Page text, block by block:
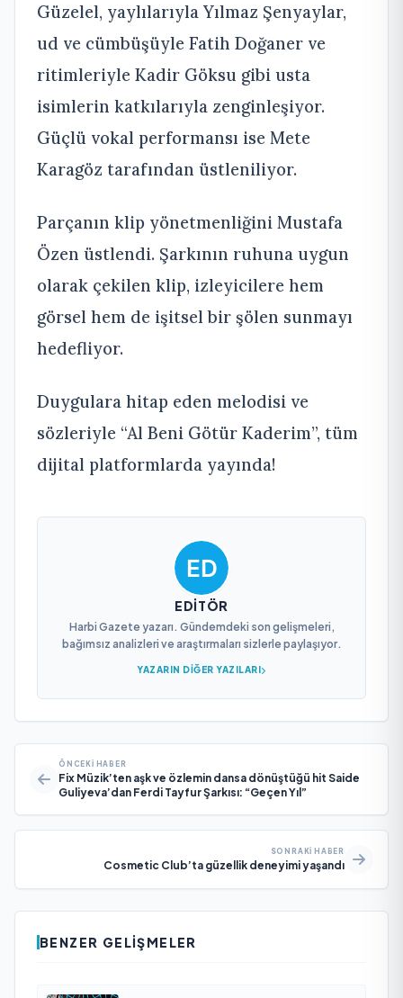
Güzelel, yaylılarıyla Yılmaz Şenyaylar,
ud ve cümbüşüyle Fatih Doğaner ve
ritimleriyle Kadir Göksu gibi usta
isimlerin katkılarıyla zenginleşiyor.
Güçlü vokal performansı ise Mete
Karagöz tarafından üstleniliyor.
Parçanın klip yönetmenliğini Mustafa
Özen üstlendi. Şarkının ruhuna uygun
olarak çekilen klip, izleyicilere hem
görsel hem de işitsel bir şölen sunmayı
hedefliyor.
Duygulara hitap eden melodisi ve
sözleriyle “Al Beni Götür Kaderim”, tüm
dijital platformlarda yayında!
EDITÖR
Harbi Gazete yazarı. Gündemdeki son gelişmeleri,
bağımsız analizleri ve araştırmaları sizlerle paylaşıyor.
YAZARIN DIĞER YAZILARI
ÖNCEKI HABER
Fix Müzik’ten aşk ve özlemin dansa dönüştüğü hit Saide
Guliyeva’dan Ferdi Tayfur Şarkısı: “Geçen Yıl”
SONRAKI HABER
Cosmetic Club’ta güzellik deneyimi yaşandı
BENZER GELIŞMELER